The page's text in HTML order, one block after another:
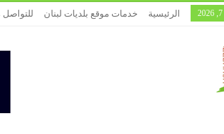
الرئيسية خدمات موقع بلديات لبنان للتواصل